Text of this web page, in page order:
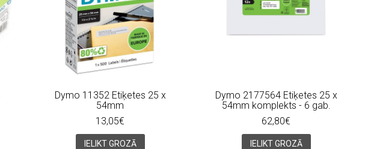
Dymo 11352 Etiķetes 25 x
54mm
13,05€
IELIKT GROZĀ
Dymo 2177564 Etiķetes 25 x
54mm komplekts - 6 gab.
62,80€
IELIKT GROZĀ